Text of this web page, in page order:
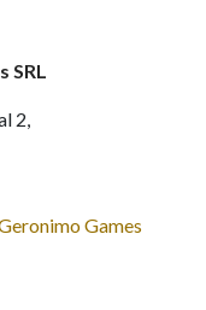
SRL
2,
Games